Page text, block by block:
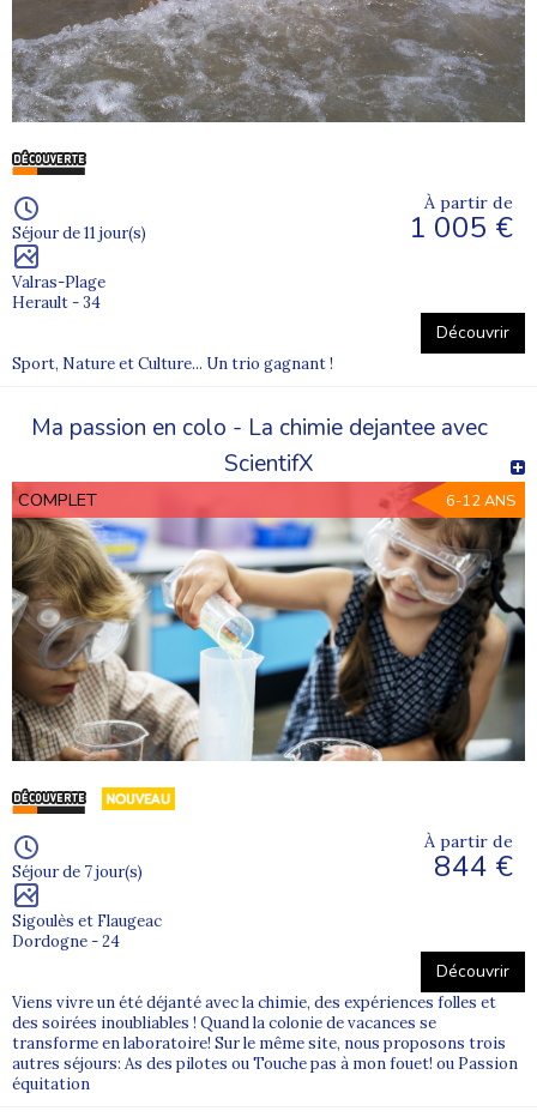
Séjour de 11 jour(s)
Valras-Plage
Herault - 34
À partir de
1 005 €
Découvrir
Sport, Nature et Culture... Un trio gagnant !
Ma passion en colo - La chimie dejantee avec
ScientifX
COMPLET 6-12 ANS
Séjour de 7 jour(s)
Sigoulès et Flaugeac
Dordogne - 24
À partir de
844 €
Découvrir
Viens vivre un été déjanté avec la chimie, des expériences folles et
des soirées inoubliables ! Quand la colonie de vacances se
transforme en laboratoire! Sur le même site, nous proposons trois
autres séjours: As des pilotes ou Touche pas à mon fouet! ou Passion
équitation